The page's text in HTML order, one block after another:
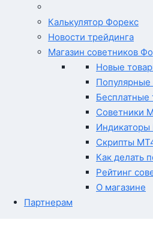
Калькулятор Форекс
Новости трейдинга
Магазин советников
Новые
Популярные
Бесплатные
Советники
Индикаторы
Скрипты
Как делать
Рейтинг
О магазине
Партнерам